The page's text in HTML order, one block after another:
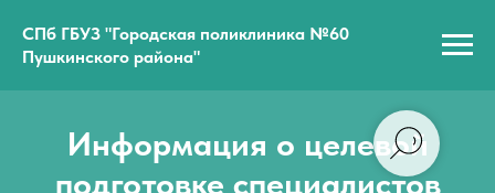
СПб ГБУЗ "Городская поликлиника №60
Пушкинского района"
Информация о целевой
подготовке специалистов